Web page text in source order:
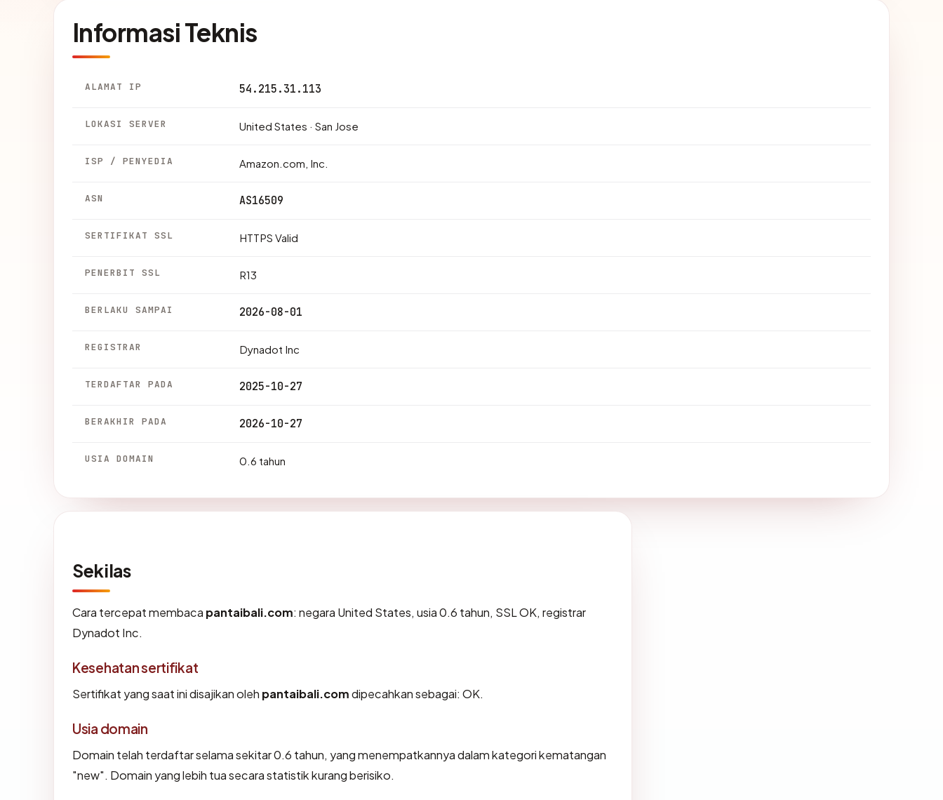
Informasi Teknis
ALAMAT IP 54.215.31.113
LOKASI SERVER United States · San Jose
ISP / PENYEDIA Amazon.com, Inc.
ASN AS16509
SERTIFIKAT SSL HTTPS Valid
PENERBIT SSL R13
BERLAKU SAMPAI 2026-08-01
REGISTRAR Dynadot Inc
TERDAFTAR PADA 2025-10-27
BERAKHIR PADA 2026-10-27
USIA DOMAIN 0.6 tahun
Sekilas
Cara tercepat membaca pantaibali.com: negara United States, usia 0.6 tahun, SSL OK, registrar
Dynadot Inc.
Kesehatan sertifikat
Sertifikat yang saat ini disajikan oleh pantaibali.comdipecahkan sebagai: OK.
Usia domain
Domain telah terdaftar selama sekitar 0.6 tahun, yang menempatkannya dalam kategori kematangan
"new". Domain yang lebih tua secara statistik kurang berisiko.